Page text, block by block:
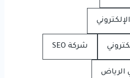
شركة SEO
الرياض